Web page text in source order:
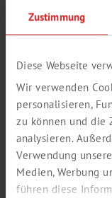
Zustimmung
Diese Webseite
Wir verwenden
personalisieren,
zu können und die
analysieren.
Verwendung
Medien, Werbung
führen diese
LABSOLUTE®